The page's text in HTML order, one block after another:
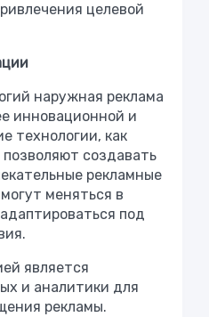
целевой
наружная реклама
инновационной и
технологии, как
создавать
рекламные
меняться в
под
является
и аналитики для
рекламы.